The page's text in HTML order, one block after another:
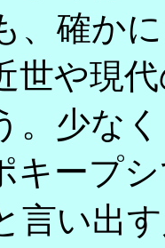
、確か
世や現
。少な
キープ
言い出